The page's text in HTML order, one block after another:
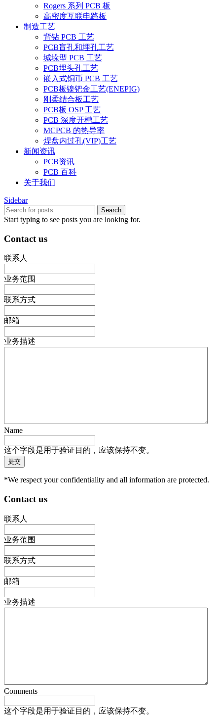
Rogers 系列 PCB 板
高密度互联电路板
制造工艺
背钻 PCB 工艺
PCB盲孔和埋孔工艺
城垛型 PCB 工艺
PCB埋头孔工艺
嵌入式铜币 PCB 工艺
PCB板镍钯金工艺(ENEPIG)
刚柔结合板工艺
PCB板 OSP 工艺
PCB 深度开槽工艺
MCPCB 的热导率
焊盘内过孔(VIP)工艺
新闻资讯
PCB资讯
PCB 百科
关于我们
Sidebar
Search
Start typing to see posts you are looking for.
Contact us
联系人
业务范围
联系方式
邮箱
业务描述
Name
这个字段是用于验证目的，应该保持不变。
*We respect your confidentiality and all information are protected.
Contact us
联系人
业务范围
联系方式
邮箱
业务描述
Comments
这个字段是用于验证目的，应该保持不变。